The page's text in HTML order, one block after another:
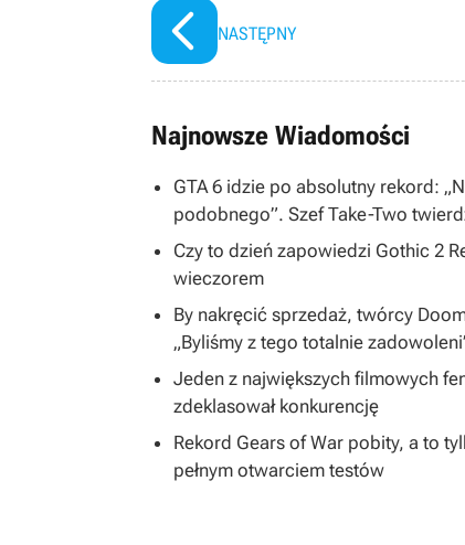
NASTĘPNY
Najnowsze Wiadomości
GTA 6 idzie po absolutny rekord:
podobnego”. Szef Take-Two
Czy to dzień zapowiedzi Gothic 2
wieczorem
By nakręcić sprzedaż, twórcy
„Byliśmy z tego totalnie
Jeden z największych filmowych
zdeklasował konkurencję
Rekord Gears of War pobity, a to
pełnym otwarciem testów